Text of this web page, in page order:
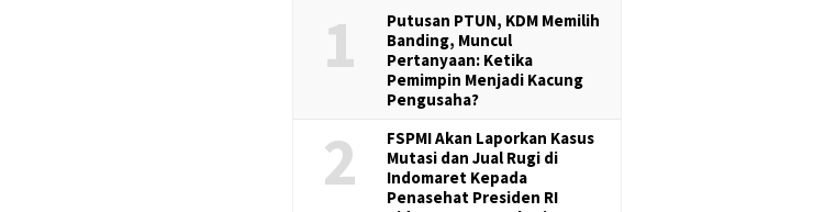
1
Putusan PTUN, KDM Memilih
Banding, Muncul
Pertanyaan: Ketika
Pemimpin Menjadi Kacung
Pengusaha?
2
FSPMI Akan Laporkan Kasus
Mutasi dan Jual Rugi di
Indomaret Kepada
Penasehat Presiden RI